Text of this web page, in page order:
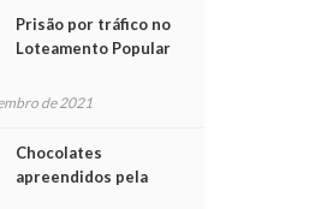
Prisão por tráfico no
Loteamento Popular
de 2021
Chocolates
apreendidos pela